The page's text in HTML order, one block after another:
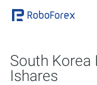
South Korea
Ishares